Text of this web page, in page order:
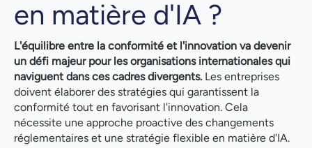
en matière d'IA ?
L'équilibre entre la conformité et l'innovation va devenir
un défi majeur pour les organisations internationales qui
naviguent dans ces cadres divergents. Les entreprises
doivent élaborer des stratégies qui garantissent la
conformité tout en favorisant l'innovation. Cela
nécessite une approche proactive des changements
réglementaires et une stratégie flexible en matière d'IA.